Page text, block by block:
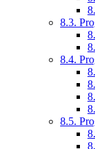
8.3.
8.4.
8.5.